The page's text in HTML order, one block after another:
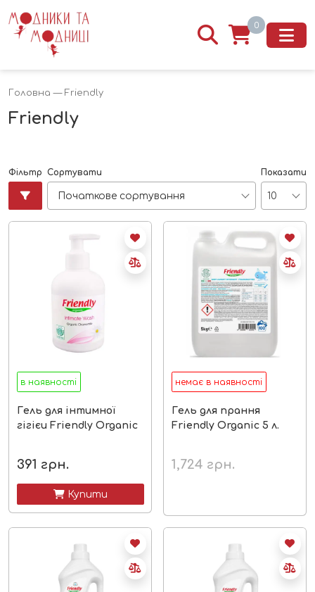
0
Головна — Friendly
Friendly
Фільтр Сортувати
Початкове сортування
Показати
10
в наявності
Гель для інтимної
гігієи Friendly Organic
391 грн.
 Купити
немає в наявності
Гель для прання
Friendly Organic 5 л.
1,724 грн.